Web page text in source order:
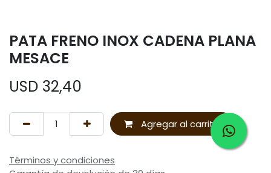
PATA FRENO INOX CADENA PLANA
MESACE
USD 32,40
Agregar al carrito
Términos y condiciones